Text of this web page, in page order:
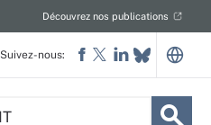
Découvrez nos publications
Suivez-nous: